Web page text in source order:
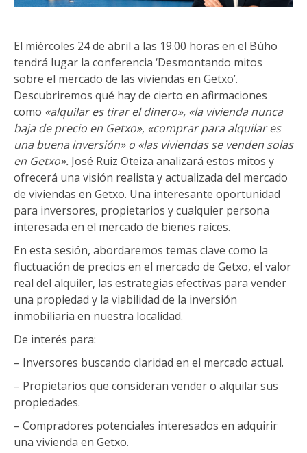
El miércoles 24 de abril a las 19.00 horas en el Búho
tendrá lugar la conferencia ‘Desmontando mitos
sobre el mercado de las viviendas en Getxo’.
Descubriremos qué hay de cierto en afirmaciones
como «alquilar es tirar el dinero», «la vivienda nunca
baja de precio en Getxo», «comprar para alquilar es
una buena inversión» o «las viviendas se venden solas
en Getxo». José Ruiz Oteiza analizará estos mitos y
ofrecerá una visión realista y actualizada del mercado
de viviendas en Getxo. Una interesante oportunidad
para inversores, propietarios y cualquier persona
interesada en el mercado de bienes raíces.
En esta sesión, abordaremos temas clave como la
fluctuación de precios en el mercado de Getxo, el valor
real del alquiler, las estrategias efectivas para vender
una propiedad y la viabilidad de la inversión
inmobiliaria en nuestra localidad.
De interés para:
– Inversores buscando claridad en el mercado actual.
– Propietarios que consideran vender o alquilar sus
propiedades.
– Compradores potenciales interesados en adquirir
una vivienda en Getxo.